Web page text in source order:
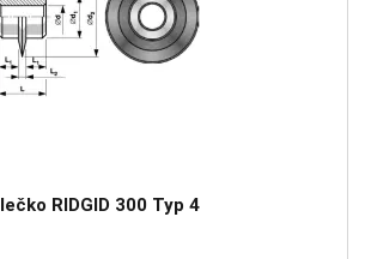
RIDGID 300 Typ 4